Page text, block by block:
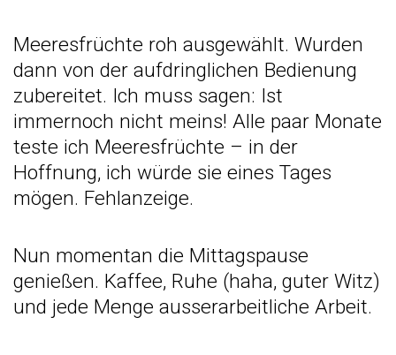
Meeresfrüchte roh ausgewählt. Wurden
dann von der aufdringlichen Bedienung
zubereitet. Ich muss sagen: Ist
immernoch nicht meins! Alle paar Monate
teste ich Meeresfrüchte – in der
Hoffnung, ich würde sie eines Tages
mögen. Fehlanzeige.
Nun momentan die Mittagspause
genießen. Kaffee, Ruhe (haha, guter Witz)
und jede Menge ausserarbeitliche Arbeit.